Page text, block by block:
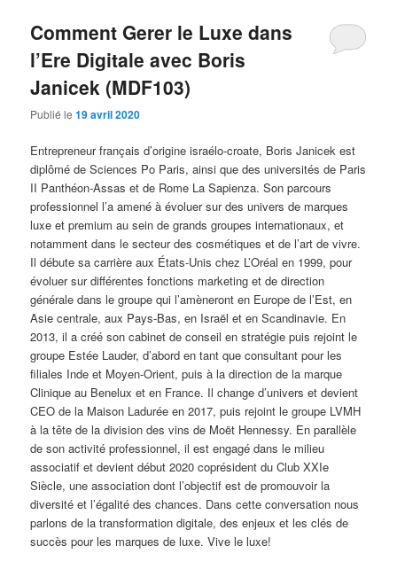
Comment Gerer le Luxe dans
l’Ere Digitale avec Boris
Janicek (MDF103)
Publié le19 avril 2020
Entrepreneur français d’origine israélo-croate, Boris Janicek est
diplômé de Sciences Po Paris, ainsi que des universités de Paris
II Panthéon-Assas et de Rome La Sapienza. Son parcours
professionnel l’a amené à évoluer sur des univers de marques
luxe et premium au sein de grands groupes internationaux, et
notamment dans le secteur des cosmétiques et de l’art de vivre.
Il débute sa carrière aux États-Unis chez L’Oréal en 1999, pour
évoluer sur différentes fonctions marketing et de direction
générale dans le groupe qui l’amèneront en Europe de l’Est, en
Asie centrale, aux Pays-Bas, en Israël et en Scandinavie. En
2013, il a créé son cabinet de conseil en stratégie puis rejoint le
groupe Estée Lauder, d’abord en tant que consultant pour les
filiales Inde et Moyen-Orient, puis à la direction de la marque
Clinique au Benelux et en France. Il change d’univers et devient
CEO de la Maison Ladurée en 2017, puis rejoint le groupe LVMH
à la tête de la division des vins de Moët Hennessy. En parallèle
de son activité professionnel, il est engagé dans le milieu
associatif et devient début 2020 coprésident du Club XXIe
Siècle, une association dont l’objectif est de promouvoir la
diversité et l’égalité des chances. Dans cette conversation nous
parlons de la transformation digitale, des enjeux et les clés de
succès pour les marques de luxe. Vive le luxe!